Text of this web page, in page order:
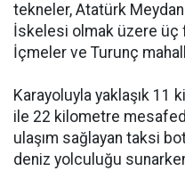
tekneler, Atatürk
İskelesi olmak üzere üç
İçmeler ve Turunç
Karayoluyla yaklaşık 11
ile 22 kilometre
ulaşım sağlayan taksi
deniz yolculuğu